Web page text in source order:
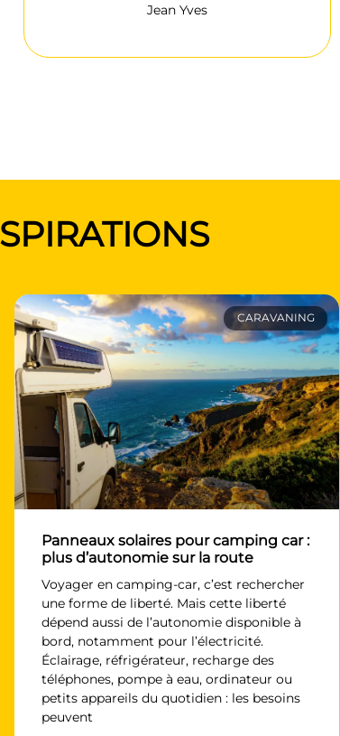
Jean Yves
CARAVANING
Panneaux solaires pour camping car :
plus d’autonomie sur la route
Voyager en camping-car, c’est rechercher
une forme de liberté. Mais cette liberté
dépend aussi de l’autonomie disponible à
bord, notamment pour l’électricité.
Éclairage, réfrigérateur, recharge des
téléphones, pompe à eau, ordinateur ou
petits appareils du quotidien : les besoins
peuvent